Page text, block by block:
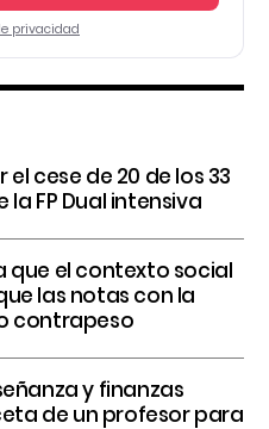
privacidad
cese de 20 de los 33
FP Dual intensiva
que el contexto social
las notas con la
contrapeso
y finanzas
de un profesor para